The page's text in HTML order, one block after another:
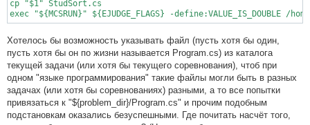
cp "$1" StudSort.cs
exec "${MCSRUN}" ${EJUDGE_FLAGS} -
Хотелось бы возможность указывать файл (пусть хотя бы один,
пусть хотя бы он по жизни называется Program.cs) из каталога
текущей задачи (или хотя бы текущего соревнования), чтоб при
одном "языке программирования" такие файлы могли быть в разных
задачах (или хотя бы соревнованиях) разными, а то все попытки
привязаться к "${problem_dir}/Program.cs" и прочим подобным
подстановкам оказались безуспешными. Где почитать насчёт того,